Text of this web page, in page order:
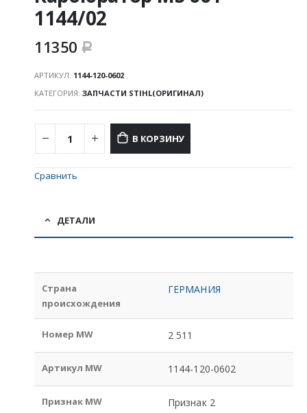
1144/02
11350 Р
АРТИКУЛ: 1144-120-0602
КАТЕГОРИЯ: ЗАПЧАСТИ STIHL(ОРИГИНАЛ)
В КОРЗИНУ
Сравнить
ДЕТАЛИ
Страна
происхождения
ГЕРМАНИЯ
Номер MW 2 511
Артикул MW 1144-120-0602
Признак MW Признак 2